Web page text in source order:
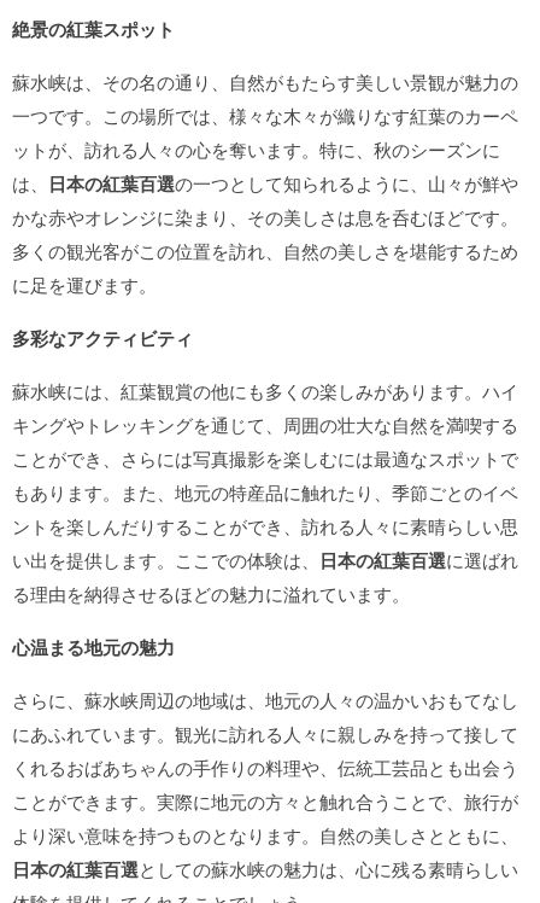
絶景の紅葉スポット
蘇水峡は、その名の通り、自然がもたらす美しい景観が魅力の
一つです。この場所では、様々な木々が織りなす紅葉のカーペ
ットが、訪れる人々の心を奪います。特に、秋のシーズンに
は、 日本の紅葉百選の一つとして知られるように、山々が鮮や
かな赤やオレンジに染まり、その美しさは息を呑むほどです。
多くの観光客がこの位置を訪れ、自然の美しさを堪能するため
に足を運びます。
多彩なアクティビティ
蘇水峡には、紅葉観賞の他にも多くの楽しみがあります。ハイ
キングやトレッキングを通じて、周囲の壮大な自然を満喫する
ことができ、さらには写真撮影を楽しむには最適なスポットで
もあります。また、地元の特産品に触れたり、季節ごとのイベ
ントを楽しんだりすることができ、訪れる人々に素晴らしい思
い出を提供します。ここでの体験は、 日本の紅葉百選に選ばれ
る理由を納得させるほどの魅力に溢れています。
心温まる地元の魅力
さらに、蘇水峡周辺の地域は、地元の人々の温かいおもてなし
にあふれています。観光に訪れる人々に親しみを持って接して
くれるおばあちゃんの手作りの料理や、伝統工芸品とも出会う
ことができます。実際に地元の方々と触れ合うことで、旅行が
より深い意味を持つものとなります。自然の美しさとともに、
日本の紅葉百選としての蘇水峡の魅力は、心に残る素晴らしい